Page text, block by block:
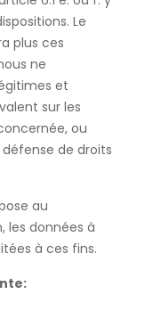
Le
plus ces
ne
et
sur les
ou
de droits
au
les données à
à ces fins.